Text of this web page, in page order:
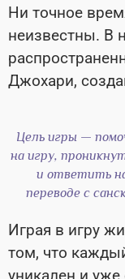
Ни точное
неизвестны. В
Джохари,
Цель игры —
на игру,
и ответить
переводе с
Играя в игру
том, что